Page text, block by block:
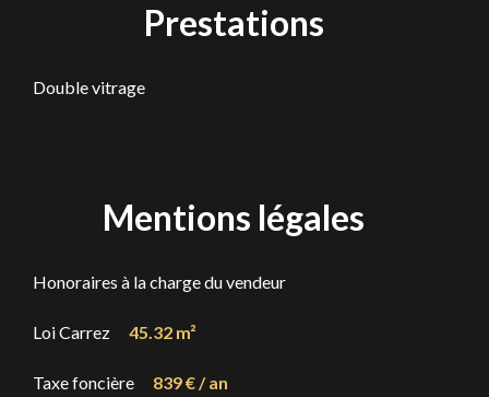
Prestations
Double vitrage
Mentions légales
Honoraires à la charge du vendeur
Loi Carrez 45.32 m²
Taxe foncière 839 € / an